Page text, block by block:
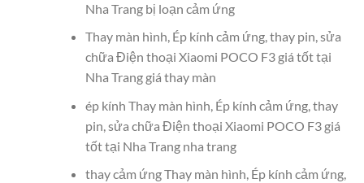
Nha Trang bị loạn cảm ứng
Thay màn hình, Ép kính cảm ứng, thay pin, sửa
chữa Điện thoại Xiaomi POCO F3 giá tốt tại
Nha Trang giá thay màn
ép kính Thay màn hình, Ép kính cảm ứng, thay
pin, sửa chữa Điện thoại Xiaomi POCO F3 giá
tốt tại Nha Trang nha trang
thay cảm ứng Thay màn hình, Ép kính cảm ứng,